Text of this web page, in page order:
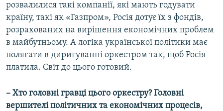
розвалилися такі компанії, які мають годувати
країну, такі як «Газпром», Росія дотує їх з фондів,
розрахованих на вирішення економічних проблем
в майбутньому. А логіка української політики має
полягати в диригуванні оркестром так, щоб Росія
платила. Світ до цього готовий.
– Хто головні гравці цього оркестру? Головні
вершителі політичних та економічних процесів,